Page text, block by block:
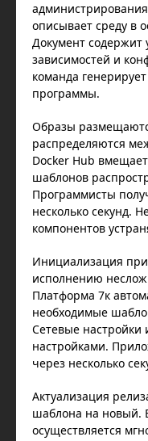
описывает среду в
Документ содержит
зависимостей и
команда
программы.
Образы
распределяются
Docker Hub
шаблонов
Программисты
несколько секунд.
компонентов
Инициализация
исполнению
Платформа 7к
необходимые
Сетевые настройки
настройками.
через несколько
Актуализация
шаблона на новый.
осуществляется